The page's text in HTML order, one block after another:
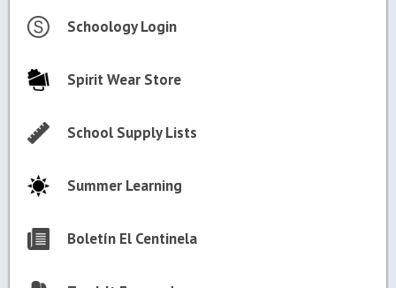
Schoology Login
Spirit Wear Store
School Supply Lists
Summer Learning
Boletín El Centinela